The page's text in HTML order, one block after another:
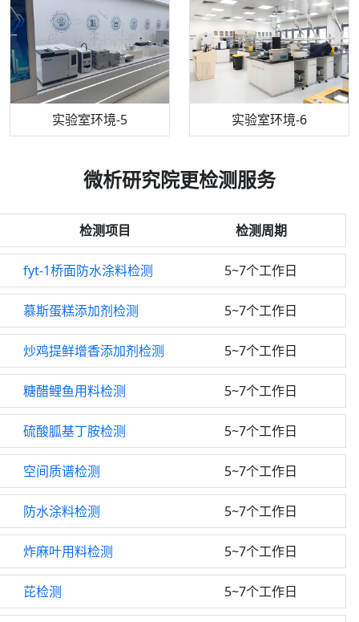
实验室环境-5 实验室环境-6
机构质检技术员-5 机构质检技术员-6
气相色谱仪 万能力学试验仪
微析研究院更检测服务
检测项目 检测周期
fyt-1桥面防水涂料检测 5~7个工作日
慕斯蛋糕添加剂检测 5~7个工作日
炒鸡提鲜增香添加剂检测 5~7个工作日
糖醋鲤鱼用料检测 5~7个工作日
硫酸胍基丁胺检测 5~7个工作日
空间质谱检测 5~7个工作日
防水涂料检测 5~7个工作日
炸麻叶用料检测 5~7个工作日
芘检测 5~7个工作日